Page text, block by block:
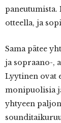
otteella, ja
Sama pätee
ja sopraano-,
Lyytinen ovat
monipuolisia
yhtyeen